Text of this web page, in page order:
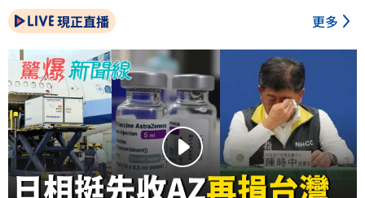
現正直播 更多